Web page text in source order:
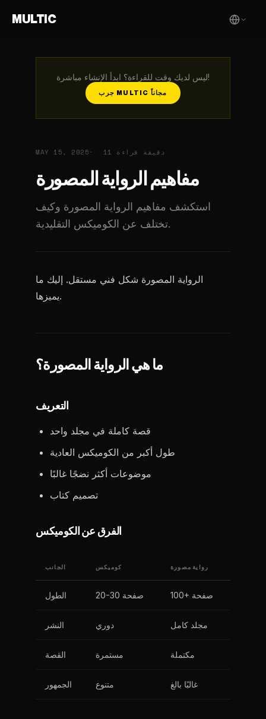
MULTIC
ليس لديك وقت للقراءة؟ ابدأ الإنشاء مباشرة!
جرب MULTIC مجاناً
MAY 15, 2025 11 دقيقة قراءة
مفاهيم الرواية المصورة
استكشف مفاهيم الرواية المصورة وكيف
تختلف عن الكوميكس التقليدية.
الرواية المصورة شكل فني مستقل. إليك ما
يميزها.
ما هي الرواية المصورة؟
التعريف
قصة كاملة في مجلد واحد
طول أكبر من الكوميكس العادية
موضوعات أكثر نضجًا غالبًا
تصميم كتاب
الفرق عن الكوميكس
الجانب كوميكس رواية مصورة
الطول 20-30 صفحة 100+ صفحة
النشر دوري مجلد كامل
القصة مستمرة مكتملة
الجمهور متنوع غالبًا بالغ